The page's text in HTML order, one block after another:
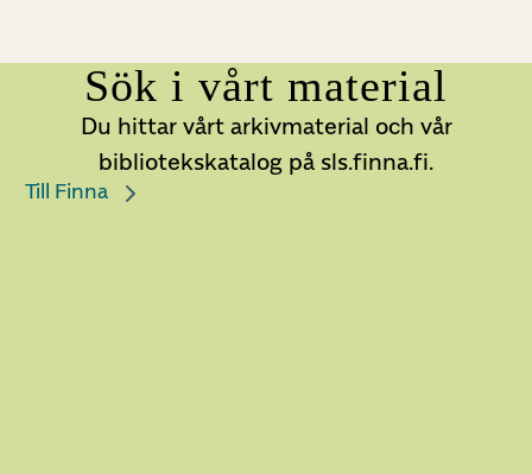
Sök i vårt material
Du hittar vårt arkivmaterial och vår
bibliotekskatalog på sls.finna.fi.
Till Finna